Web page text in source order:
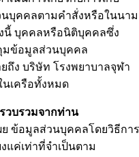
นบุคคลตามคำสั่งหรือในนาม
นี้ บุคคลหรือนิติบุคคลซึ่ง
มข้อมูลส่วนบุคคล
ถึง บริษัท โรงพยาบาลจุฬา
เครือทั้งหมด
วบรวมจากท่าน
ย ข้อมูลส่วนบุคคลโดยวิธีการ
แค่เท่าที่จำเป็นตาม